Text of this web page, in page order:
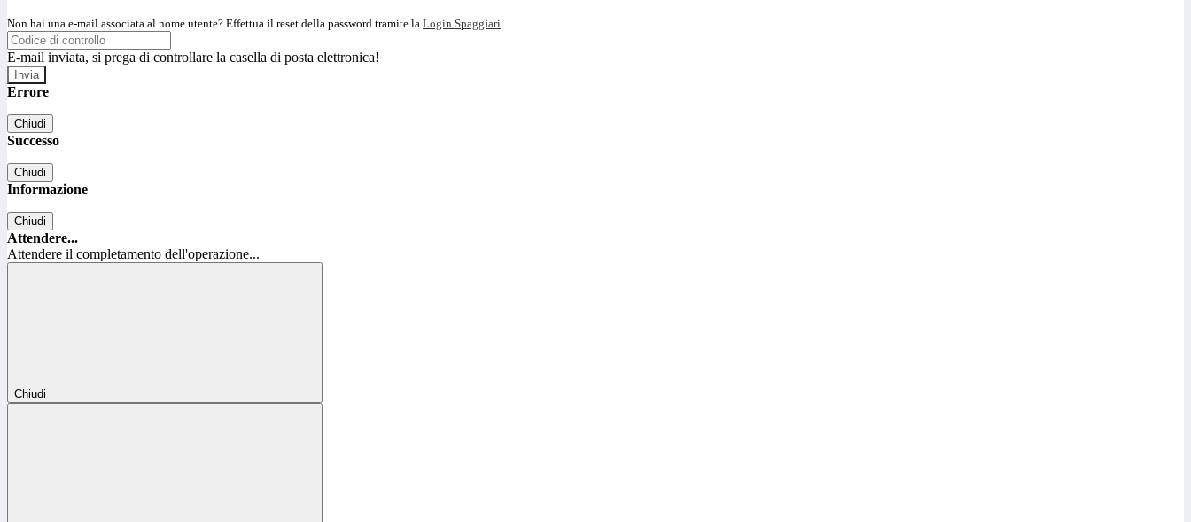
Non hai una e-mail associata al nome utente? Effettua il reset della password tramite la Login Spaggiari
E-mail inviata, si prega di controllare la casella di posta elettronica!
Errore
Chiudi
Successo
Chiudi
Informazione
Chiudi
Attendere...
Attendere il completamento dell'operazione...
Chiudi